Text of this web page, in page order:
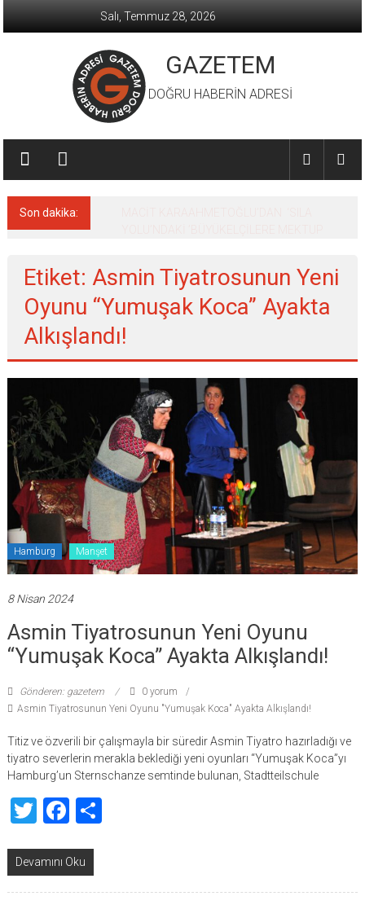
Salı, Temmuz 28, 2026
GAZETEM
DOĞRU HABERİN ADRESİ
Son dakika:
Etiket: Asmin Tiyatrosunun Yeni
Oyunu “Yumuşak Koca” Ayakta
Alkışlandı!
Hamburg Manşet
8 Nisan 2024
Asmin Tiyatrosunun Yeni Oyunu
“Yumuşak Koca” Ayakta Alkışlandı!
Gönderen: gazetem
0 yorum
Asmin Tiyatrosunun Yeni Oyunu "Yumuşak Koca" Ayakta Alkışlandı!
Titiz ve özverili bir çalışmayla bir süredir Asmin Tiyatro hazırladığı ve
tiyatro severlerin merakla beklediği yeni oyunları “Yumuşak Koca”yı
Hamburg’un Sternschanze semtinde bulunan, Stadtteilschule
TwitterFacebook
Share
Devamını Oku